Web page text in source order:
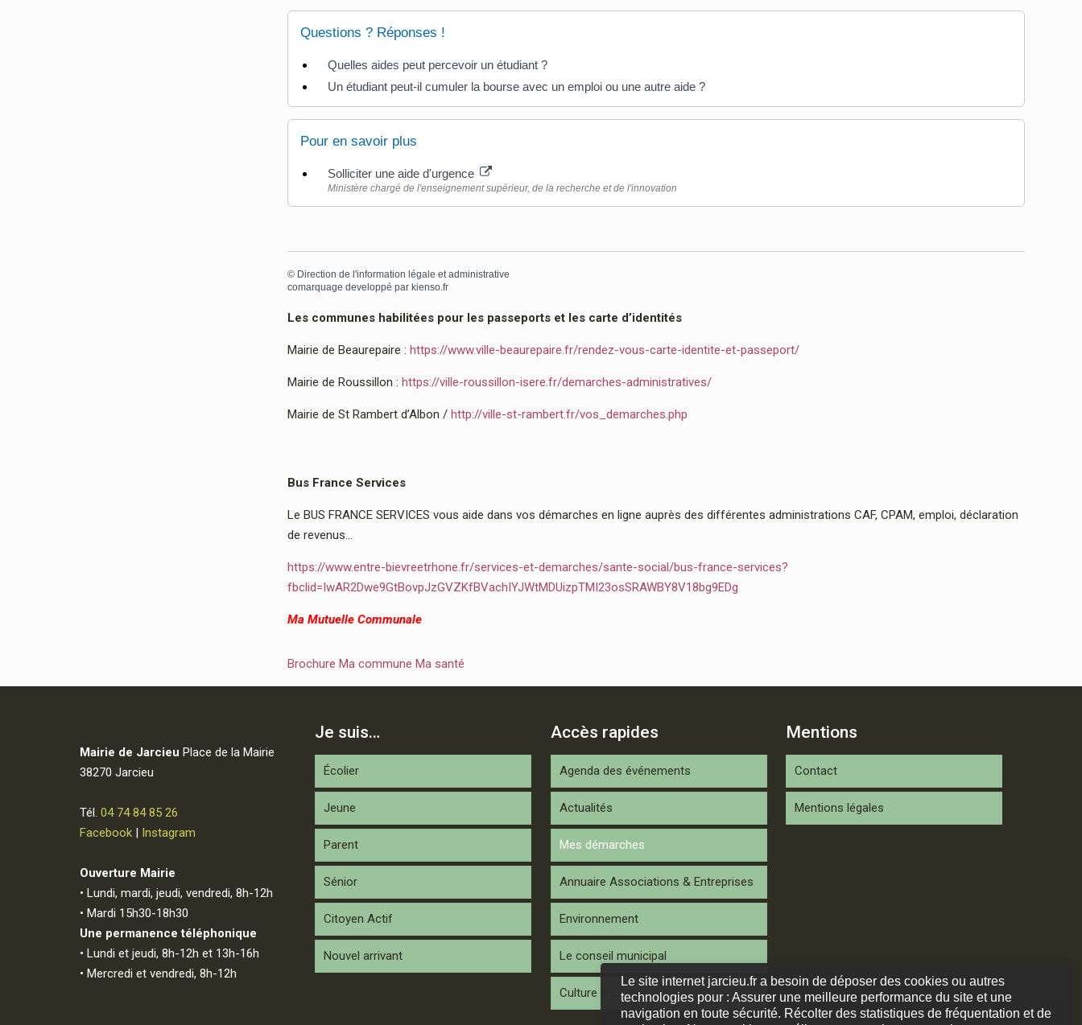
Questions ? Réponses !
Quelles aides peut percevoir un étudiant ?
Un étudiant peut-il cumuler la bourse avec un emploi ou une autre aide ?
Pour en savoir plus
Solliciter une aide d'urgence
Ministère chargé de l'enseignement supérieur, de la recherche et de l'innovation
© Direction de l'information légale et administrative
comarquage developpé par kienso.fr
Les communes habilitées pour les passeports et les carte d’identités
Mairie de Beaurepaire : https://www.ville-beaurepaire.fr/rendez-vous-carte-identite-et-passeport/
Mairie de Roussillon : https://ville-roussillon-isere.fr/demarches-administratives/
Mairie de St Rambert d’Albon / http://ville-st-rambert.fr/vos_demarches.php
Bus France Services
Le BUS FRANCE SERVICES vous aide dans vos démarches en ligne auprès des différentes administrations CAF, CPAM, emploi, déclaration
de revenus…
https://www.entre-bievreetrhone.fr/services-et-demarches/sante-social/bus-france-services?
fbclid=IwAR2Dwe9GtBovpJzGVZKfBVachIYJWtMDUizpTMI23osSRAWBY8V18bg9EDg
Ma Mutuelle Communale
Brochure Ma commune Ma santé
Mairie de Jarcieu Place de la Mairie
38270 Jarcieu
Tél. 04 74 84 85 26
Facebook| Instagram
Ouverture Mairie
• Lundi, mardi, jeudi, vendredi, 8h-12h
• Mardi 15h30-18h30
Une permanence téléphonique
• Lundi et jeudi, 8h-12h et 13h-16h
• Mercredi et vendredi, 8h-12h
Je suis…
Écolier
Jeune
Parent
Sénior
Citoyen Actif
Nouvel arrivant
Accès rapides
Agenda des événements
Actualités
Mes démarches
Annuaire Associations & Entreprises
Environnement
Le conseil municipal
Culture & Loisirs
Mentions
Contact
Mentions légales
Le site internet jarcieu.fr a besoin de déposer des cookies ou autres
technologies pour : Assurer une meilleure performance du site et une
navigation en toute sécurité. Récolter des statistiques de fréquentation et de